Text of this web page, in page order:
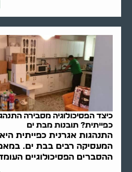
כיצד הפסיכולוגיה מסבירה
כפייתית? תובנות מבת ים
התנהגות אגרנית כפייתית
המעסיקה רבים בבת ים.
ההסברים הפסיכולוגיים